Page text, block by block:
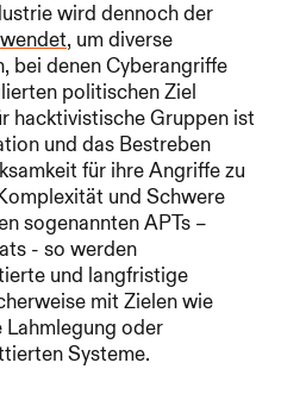
wird dennoch der
, um diverse
bei denen Cyberangriffe
politischen Ziel
hacktivistische Gruppen ist
und das Bestreben
für ihre Angriffe zu
und Schwere
sogenannten APTs –
- so werden
und langfristige
mit Zielen wie
oder
Systeme.